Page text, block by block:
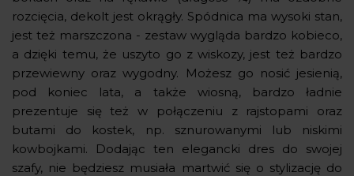
rozcięcia, dekolt jest okrągły. Spódnica ma wysoki stan,
jest też marszczona - zestaw wygląda bardzo kobieco,
a dzięki temu, że uszyto go z wiskozy, jest też bardzo
przewiewny oraz wygodny. Możesz go nosić jesienią,
pod koniec lata, a także wiosną, bardzo ładnie
prezentuje się też w połączeniu z rajstopami oraz
butami do kostek, np. sznurowanymi lub niskimi
kowbojkami. Dodając ten elegancki dres do swojej
szafy, nie będziesz musiała martwić się o stylizację do